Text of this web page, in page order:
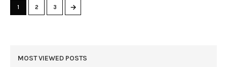
1 2 3 →
MOST VIEWED POSTS